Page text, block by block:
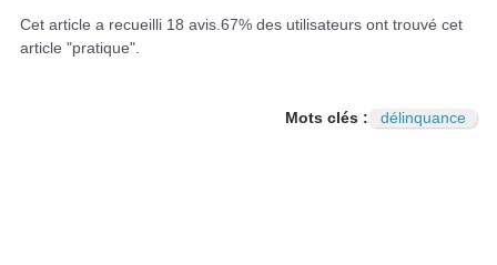
N
Cet article a recueilli 18 avis. 67% des utilisateurs ont trouvé cet
article "pratique".
Mots clés : délinquance